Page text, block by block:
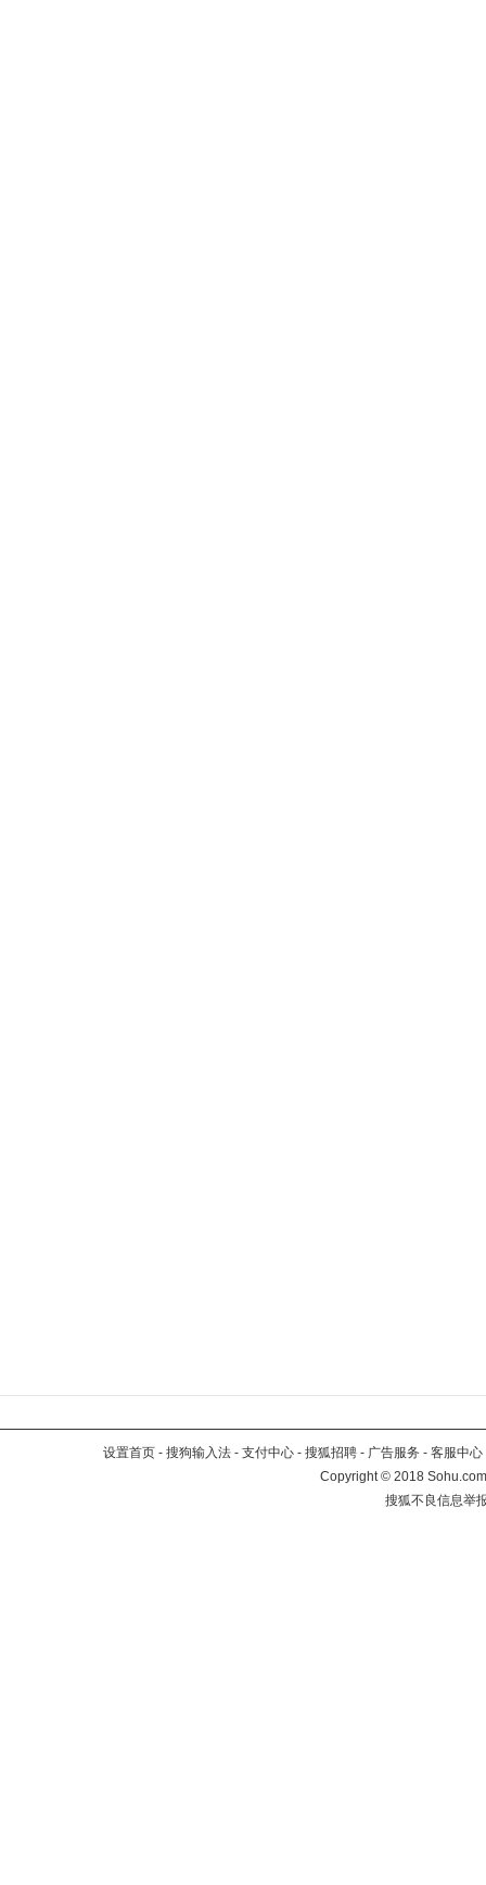
设置首页 - 搜狗输入法 - 支付中心 - 搜狐招聘 - 广告服务 - 客服中心
Copyright©2018
搜狐不良信息举